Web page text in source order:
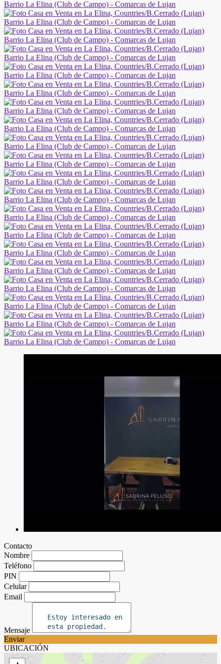
Contacto
Nombre
Teléfono
PIN
Celular
Email
Mensaje
Enviar
UBICACIÓN